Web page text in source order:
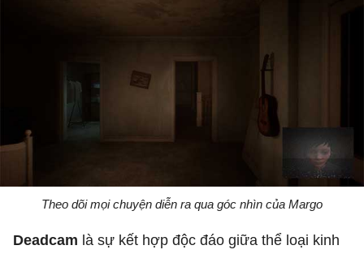
Theo dõi mọi chuyện diễn ra qua góc nhìn của Margo
Deadcam là sự kết hợp độc đáo giữa thể loại kinh